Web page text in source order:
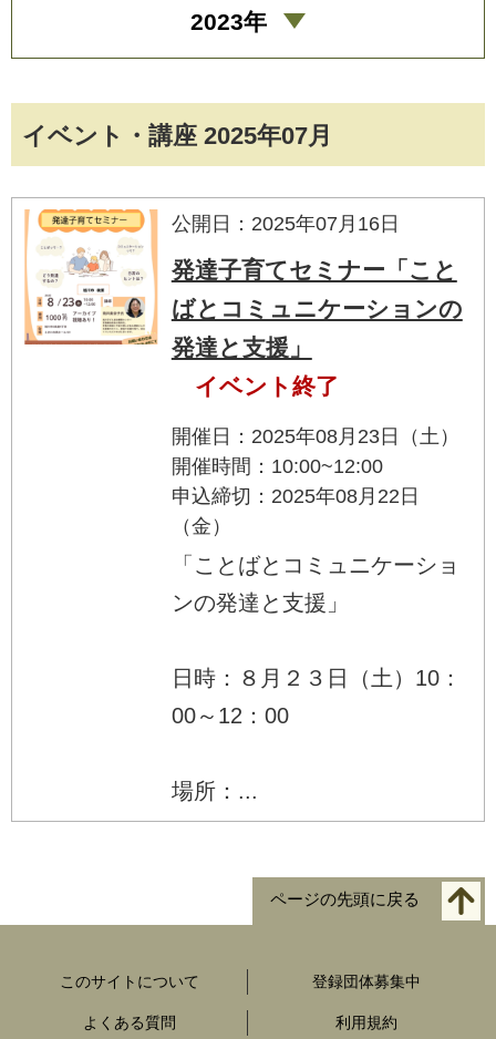
イベント・講座 2025年07月
公開日：2025年07月16日
発達子育てセミナー「こと
ばとコミュニケーションの
発達と支援」
イベント終了
開催日：2025年08月23日（土）
開催時間：10:00~12:00
申込締切：2025年08月22日
（金）
「ことばとコミュニケーショ
ンの発達と支援」
日時：８月２３日（土）10：
00～12：00
場所：...
2023年
ページの先頭に戻る
このサイトについて 登録団体募集中
よくある質問 利用規約